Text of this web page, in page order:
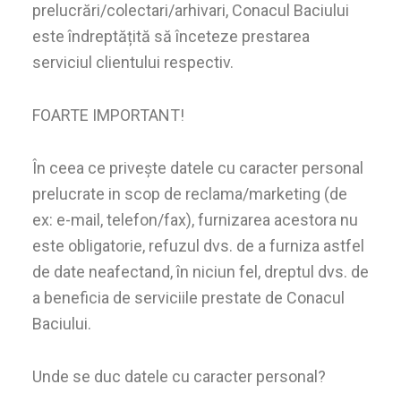
prelucrări/colectari/arhivari, Conacul Baciului
este îndreptățită să înceteze prestarea
serviciul clientului respectiv.
FOARTE IMPORTANT!
În ceea ce privește datele cu caracter personal
prelucrate in scop de reclama/marketing (de
ex: e-mail, telefon/fax), furnizarea acestora nu
este obligatorie, refuzul dvs. de a furniza astfel
de date neafectand, în niciun fel, dreptul dvs. de
a beneficia de serviciile prestate de Conacul
Baciului.
Unde se duc datele cu caracter personal?